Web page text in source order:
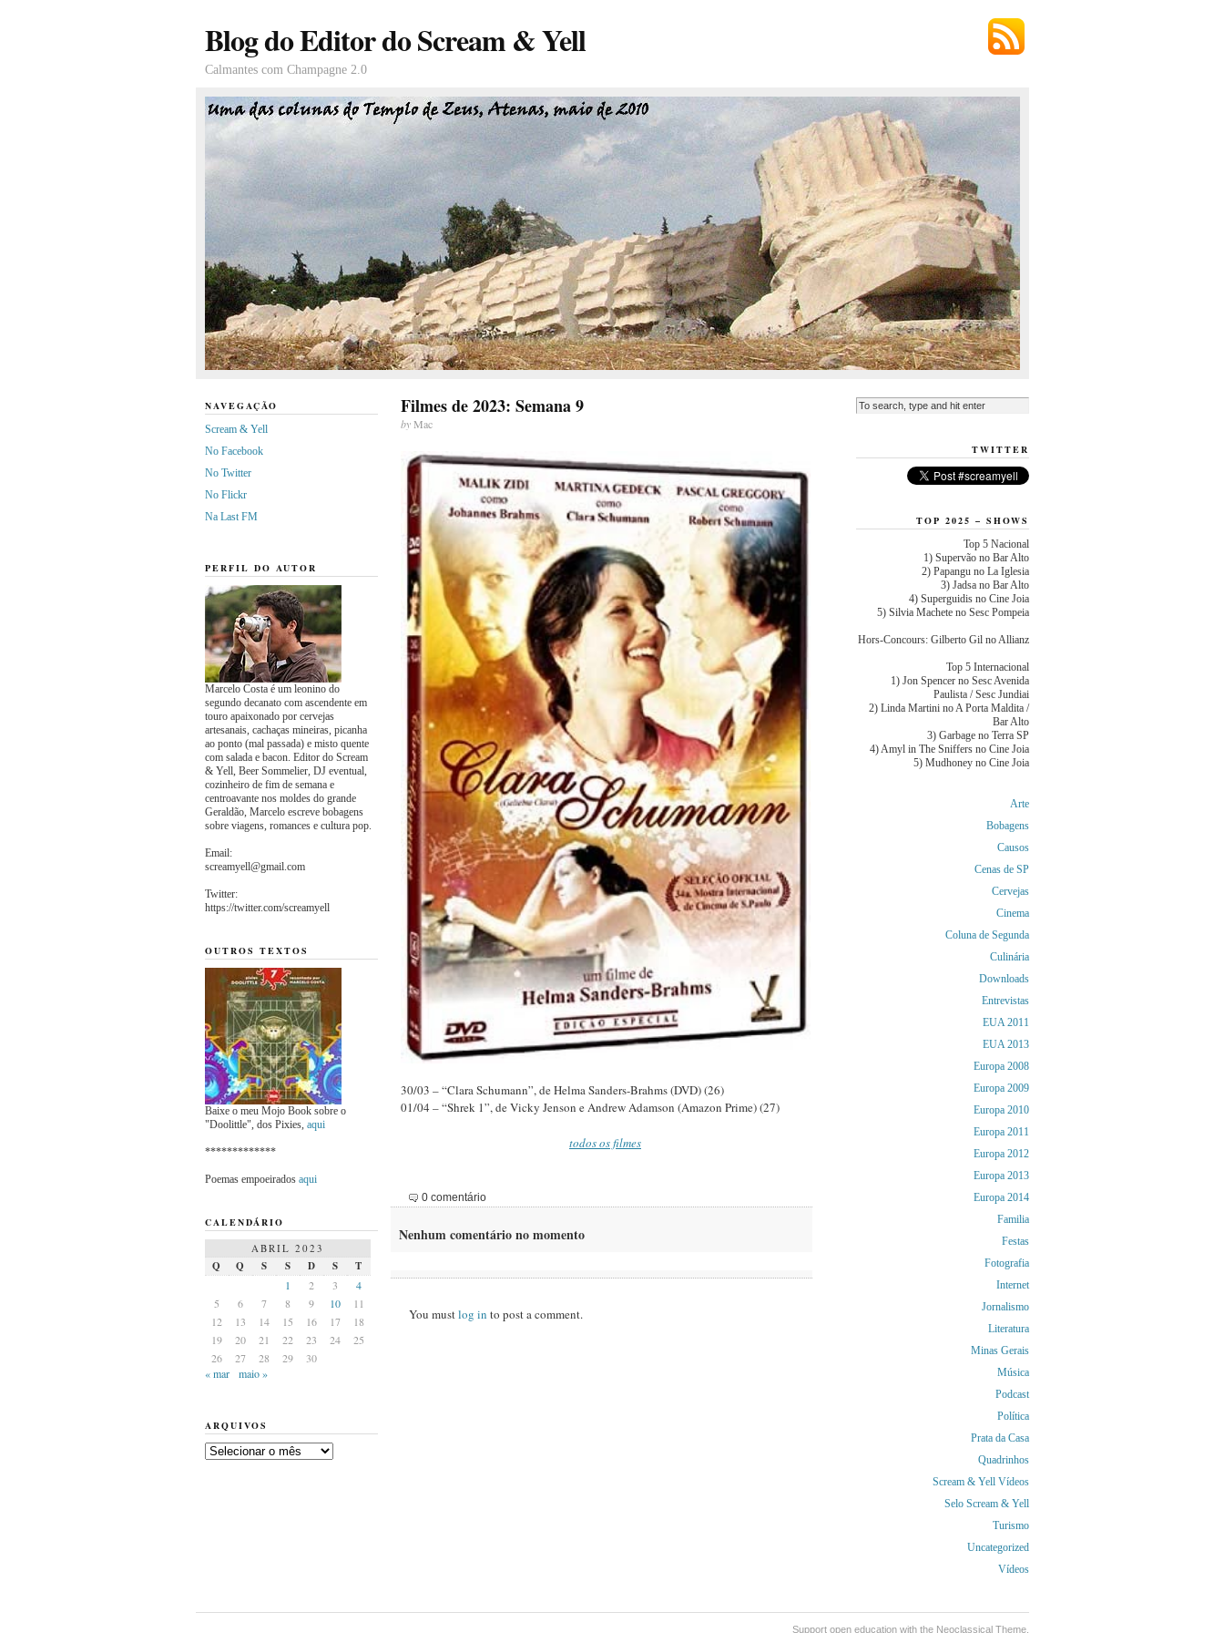
Blog do Editor do Scream & Yell
Calmantes com Champagne 2.0
Filmes de 2023: Semana 9
byMac
30/03 – “Clara Schumann”, de Helma Sanders-Brahms (DVD) (26)
01/04 – “Shrek 1”, de Vicky Jenson e Andrew Adamson (Amazon Prime) (27)
todos os filmes
0 comentário
Nenhum comentário no momento
You mustlog in to post a comment.
NAVEGAÇÃO
Scream & Yell
No Facebook
No Twitter
No Flickr
Na Last FM
PERFIL DO AUTOR
Marcelo Costa é um leonino do
segundo decanato com ascendente em
touro apaixonado por cervejas
artesanais, cachaças mineiras, picanha
ao ponto (mal passada) e misto quente
com salada e bacon. Editor do Scream
& Yell, Beer Sommelier, DJ eventual,
cozinheiro de fim de semana e
centroavante nos moldes do grande
Geraldão, Marcelo escreve bobagens
sobre viagens, romances e cultura pop.
Email:
screamyell@gmail.com
Twitter:
https://twitter.com/screamyell
OUTROS TEXTOS
Baixe o meu Mojo Book sobre o
"Doolittle", dos Pixies, aqui
*************
Poemas empoeirados aqui
CALENDÁRIO
ABRIL 2023
Q Q S S D S
T
1
2 3
4
5
6 7 8 9 10
11
12
13 14 15 16 17
18
19
20 21 22 23 24
25
26
27 28 29
30
« mar
maio »
ARQUIVOS
Arquivos
TWITTER
TOP 2025 – SHOWS
Top 5 Nacional
1) Supervão no Bar Alto
2) Papangu no La Iglesia
3) Jadsa no Bar Alto
4) Superguidis no Cine Joia
5) Silvia Machete no Sesc Pompeia
Hors-Concours: Gilberto Gil no Allianz
Top 5 Internacional
1) Jon Spencer no Sesc Avenida
Paulista / Sesc Jundiai
2) Linda Martini no A Porta Maldita /
Bar Alto
3) Garbage no Terra SP
4) Amyl in The Sniffers no Cine Joia
5) Mudhoney no Cine Joia
Arte
Bobagens
Causos
Cenas de SP
Cervejas
Cinema
Coluna de Segunda
Culinária
Downloads
Entrevistas
EUA 2011
EUA 2013
Europa 2008
Europa 2009
Europa 2010
Europa 2011
Europa 2012
Europa 2013
Europa 2014
Familia
Festas
Fotografia
Internet
Jornalismo
Literatura
Minas Gerais
Música
Podcast
Política
Prata da Casa
Quadrinhos
Scream & Yell Vídeos
Selo Scream & Yell
Turismo
Uncategorized
Vídeos
Support open educationwith the Neoclassical Theme.